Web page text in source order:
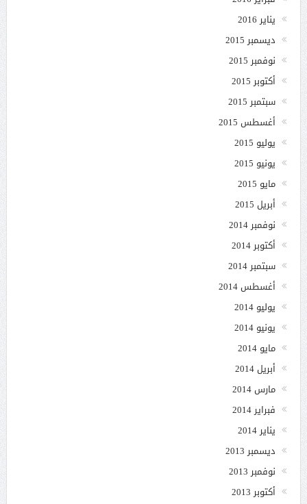
يناير 2016
ديسمبر 2015
نوفمبر 2015
أكتوبر 2015
سبتمبر 2015
أغسطس 2015
يوليو 2015
يونيو 2015
مايو 2015
أبريل 2015
نوفمبر 2014
أكتوبر 2014
سبتمبر 2014
أغسطس 2014
يوليو 2014
يونيو 2014
مايو 2014
أبريل 2014
مارس 2014
فبراير 2014
يناير 2014
ديسمبر 2013
نوفمبر 2013
أكتوبر 2013